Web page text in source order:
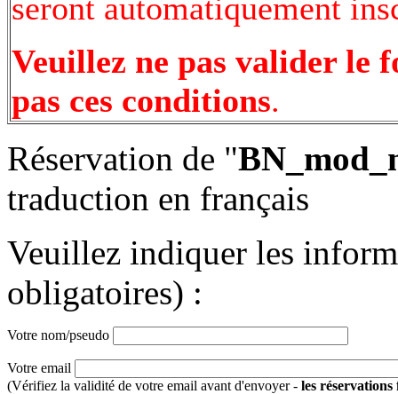
seront automatiquement
Veuillez ne pas valider le
pas ces conditions.
Réservation de "
traduction en français
Veuillez indiquer les
obligatoires) :
Votre nom/pseudo
Votre email
(Vérifiez la validité de votre email avant d'envoyer - les réservations